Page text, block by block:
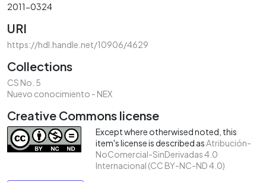
2011-0324
URI
https://hdl.handle.net/10906/4629
Collections
CS No. 5
Nuevo conocimiento - NEX
Creative Commons license
Except where otherwised noted, this
item's license is described asAtribución-
NoComercial-SinDerivadas 4.0
Internacional (CC BY-NC-ND 4.0)